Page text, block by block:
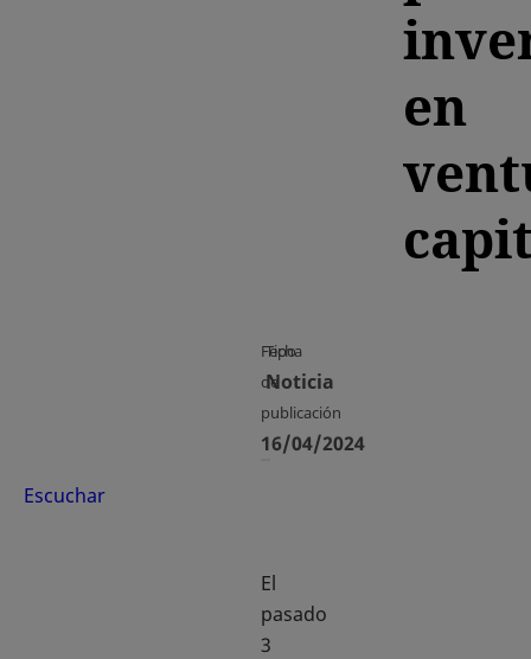
en
Fecha
de
publicación
16/04/2024
Tipo
Noticia
Escuchar
El
pasado
3